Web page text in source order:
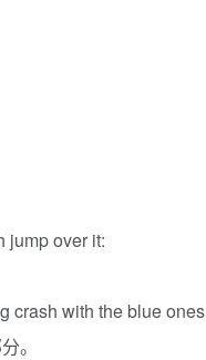
jump over it:
crash with the blue ones
。